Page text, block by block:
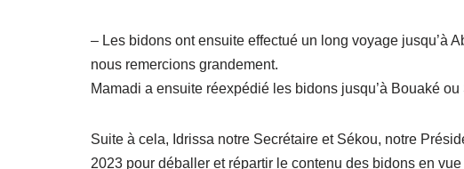
– Les bidons ont ensuite effectué un long voyage jusqu’à
nous remercions grandement.
Mamadi a ensuite réexpédié les bidons jusqu’à Bouaké
Suite à cela, Idrissa notre Secrétaire et Sékou, notre
2023 pour déballer et répartir le contenu des bidons en